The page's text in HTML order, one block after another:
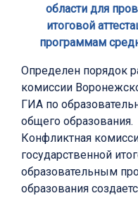
области для
итоговой
программам
Определен порядок
комиссии
ГИА по
общего образования.
Конфликтная
государственной
образовательным
образования